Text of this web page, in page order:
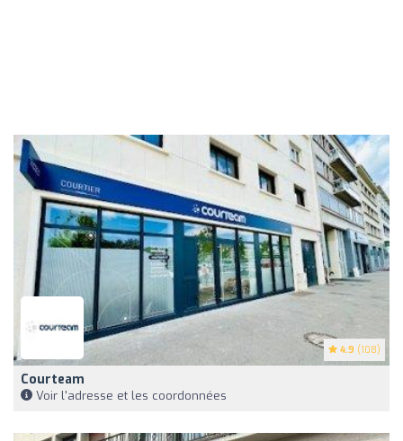
4.9 (108)
Courteam
Voir l'adresse et les coordonnées